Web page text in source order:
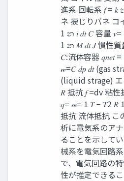
進系 回転系 𝑓 = 𝑘
ネ 捩じりバネ コ
1 න 𝑖 𝑑𝑡 𝐶 容量
1 න 𝑀 𝑑𝑡 𝐽 慣性
𝐶:流体容器 𝑞𝑛𝑒𝑡
𝓌=𝐶 𝑑𝑝 𝑑𝑡 (gas
(liquid strage) エ
𝑅 抵抗 𝑓 =dv 粘性
𝑞= 𝓌= 1 𝑇 − 𝑇2 𝑅
抵抗 流体抵抗 こ
析に電気系のア
ることを示して
械系を電気回路
で、電気回路の
性が推定できる